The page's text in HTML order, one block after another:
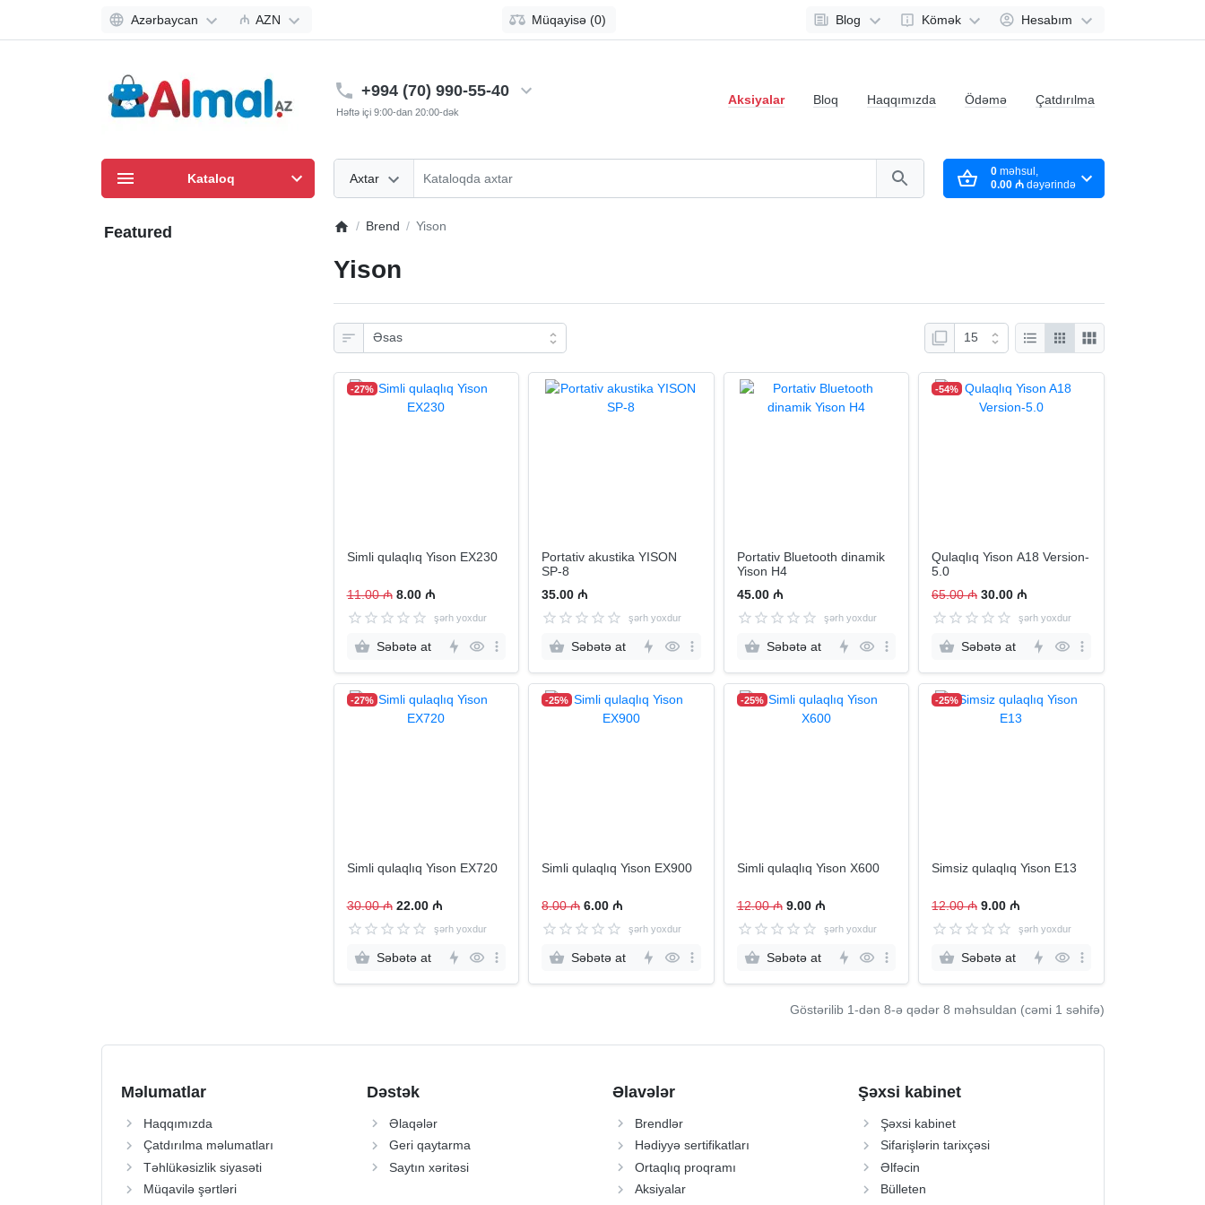
Azərbaycan ₼ AZN Müqayisə (0) Blog Kömək Hesabım
+994 (70) 990-55-40
Həftə içi 9:00-dan 20:00-dək
Axtar
Aksiyalar Bloq Haqqımızda Ödəmə Çatdırılma
0məhsul,
0.00 ₼dəyərində
Kataloq
Featured Brend Yison
Yison
-27%
Simli qulaqlıq Yison EX230
11.00 ₼ 8.00 ₼
şərh yoxdur
Səbətə at
Portativ akustika YISON
SP-8
35.00 ₼
şərh yoxdur
Səbətə at
Portativ Bluetooth dinamik
Yison H4
45.00 ₼
şərh yoxdur
Səbətə at
-54%
Qulaqlıq Yison A18 Version-
5.0
65.00 ₼ 30.00 ₼
şərh yoxdur
Səbətə at
-27%
Simli qulaqlıq Yison EX720
30.00 ₼ 22.00 ₼
şərh yoxdur
Səbətə at
-25%
Simli qulaqlıq Yison EX900
8.00 ₼ 6.00 ₼
şərh yoxdur
Səbətə at
-25%
Simli qulaqlıq Yison X600
12.00 ₼ 9.00 ₼
şərh yoxdur
Səbətə at
-25%
Simsiz qulaqlıq Yison E13
12.00 ₼ 9.00 ₼
şərh yoxdur
Səbətə at
Göstərilib 1-dən 8-ə qədər 8 məhsuldan (cəmi 1 səhifə)
Məlumatlar
Haqqımızda
Çatdırılma məlumatları
Təhlükəsizlik siyasəti
Müqavilə şərtləri
Dəstək
Əlaqələr
Geri qaytarma
Saytın xəritəsi
Əlavələr
Brendlər
Hədiyyə sertifikatları
Ortaqlıq proqramı
Aksiyalar
Şəxsi kabinet
Şəxsi kabinet
Sifarişlərin tarixçəsi
Əlfəcin
Bülleten